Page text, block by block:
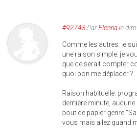
#92743 ParElennale
Comme les autres: je
une raison simple: je
que ce serait compter
quoi bon me déplacer ?
Raison habituelle:
dernière minute,
bout de papier genre
vous mais allez quand